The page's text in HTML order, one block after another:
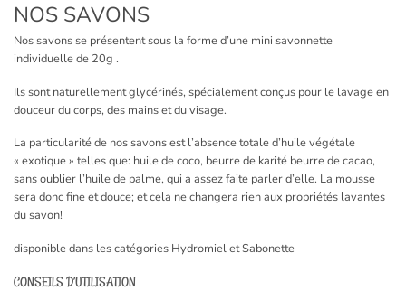
NOS SAVONS
Nos savons se présentent sous la forme d’une mini savonnette
individuelle de 20g .
Ils sont naturellement glycérinés, spécialement conçus pour le lavage en
douceur du corps, des mains et du visage.
La particularité de nos savons est l’absence totale d’huile végétale
« exotique » telles que: huile de coco, beurre de karité beurre de cacao,
sans oublier l’huile de palme, qui a assez faite parler d’elle. La mousse
sera donc fine et douce; et cela ne changera rien aux propriétés lavantes
du savon!
disponible dans les catégories Hydromiel et Sabonette
CONSEILS D’UTILISATION